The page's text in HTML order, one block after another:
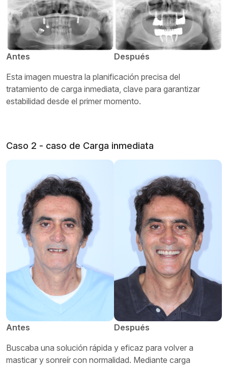
Antes
Después
Esta imagen muestra la planificación precisa del
tratamiento de carga inmediata, clave para garantizar
estabilidad desde el primer momento.
Caso 2 - caso de Carga inmediata
Antes
Después
Buscaba una solución rápida y eficaz para volver a
masticar y sonreír con normalidad. Mediante carga